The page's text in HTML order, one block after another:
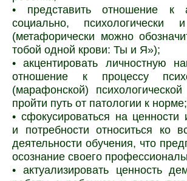
• представить отношение к
социально,
(метафорически можно
тобой одной крови: Ты и Я»);
• акцентировать личностную
отношение к процессу
(марафонской)
пройти путь от патологии к норме;
• сфокусироваться на ценности
и потребности относиться ко
деятельности обучения, что
осознание своего
• актуализировать ценность